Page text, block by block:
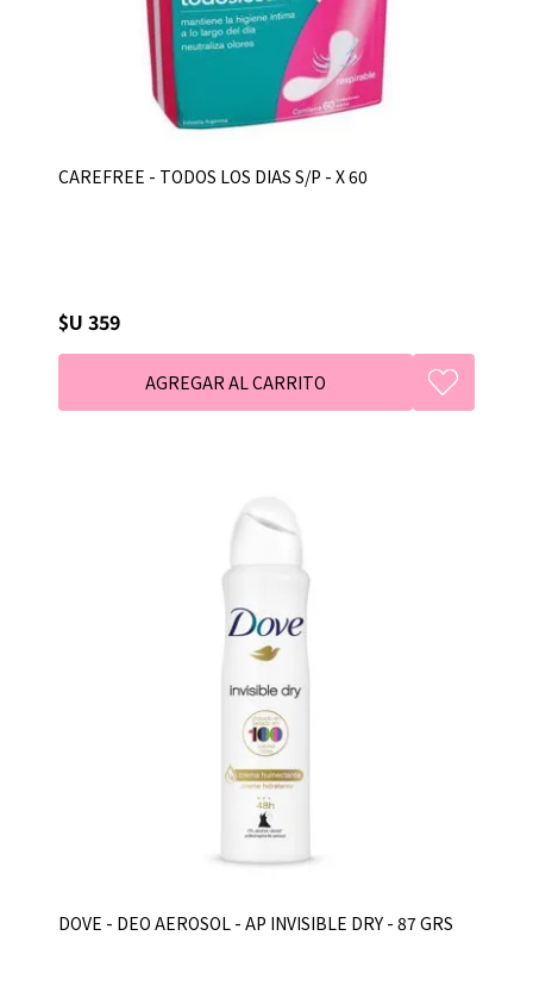
CAREFREE - TODOS LOS DIAS S/P - X 60
$U 359
DOVE - DEO AEROSOL - AP INVISIBLE DRY - 87 GRS